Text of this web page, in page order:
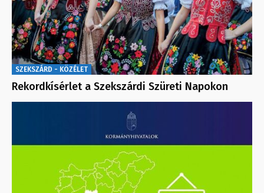
SZEKSZÁRD - KÖZÉLET
Rekordkísérlet a Szekszárdi Szüreti Napokon